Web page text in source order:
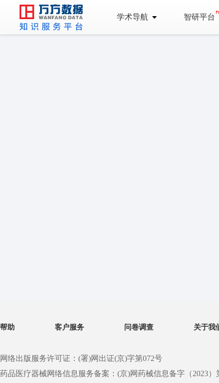
学术导航 智研平台
帮助 客户服务 问卷调查 关于我
网络出版服务许可证：(署)网出证(京)字第072号
药品医疗器械网络信息服务备案：(京)网药械信息备字（2023）